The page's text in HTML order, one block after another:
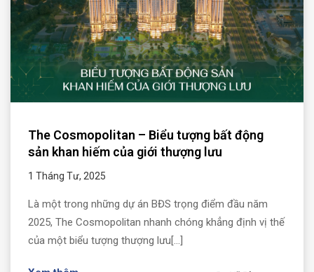
The Cosmopolitan – Biểu tượng bất động
sản khan hiếm của giới thượng lưu
1 Tháng Tư, 2025
Là một trong những dự án BĐS trọng điểm đầu năm
2025, The Cosmopolitan nhanh chóng khẳng định vị thế
của một biểu tượng thượng lưu[...]